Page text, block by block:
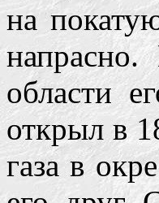
на
напрасно.
области
открыл в
газа в